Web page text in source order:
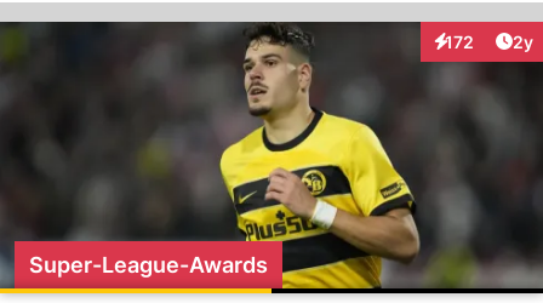
172
Interaktionen
2y
Super-League-Awards